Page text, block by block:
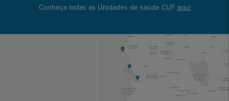
Conheça todas as Unidades de saúde CUF aqui